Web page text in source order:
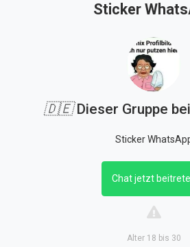
Sticker
🇩🇪Dieser Gruppe
Sticker
Chat jetzt
Alter 18 bis 30